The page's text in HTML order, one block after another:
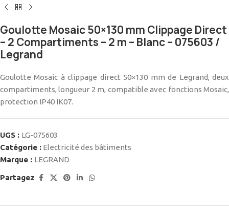
Goulotte Mosaic 50×130 mm Clippage Direct
– 2 Compartiments – 2 m – Blanc – 075603 /
Legrand
Goulotte Mosaic à clippage direct 50×130 mm de Legrand, deux
compartiments, longueur 2 m, compatible avec fonctions Mosaic,
protection IP40 IK07.
UGS : LG-075603
Catégorie : Electricité des bâtiments
Marque : LEGRAND
Partagez